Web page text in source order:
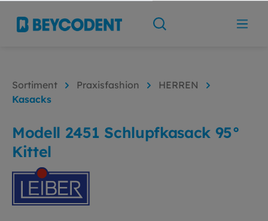
Sortiment Praxisfashion
HERREN
Kasacks
Modell 2451 Schlupfkasack 95°
Kittel